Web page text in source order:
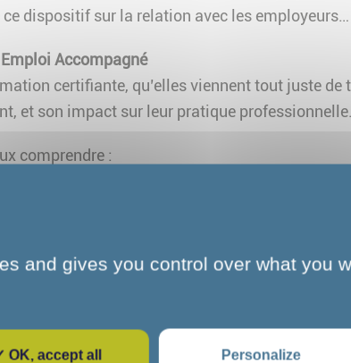
ce dispositif sur la relation avec les employeurs…
Accompagné
certifiante, qu’elles viennent tout juste de
et son impact sur leur pratique professionnelle.
comprendre :
de l’Emploi Accompagné 77
sur l’accompagnement des personnes en
la page dédiée à la Plateforme Emploi
and gives you control over what you
OK, accept all Personalize